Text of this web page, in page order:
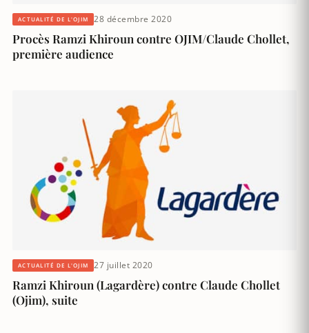
ACTUALITÉ DE L'OJIM 28 décembre 2020
Procès Ramzi Khiroun contre OJIM/Claude Chollet,
première audience
ACTUALITÉ DE L'OJIM 27 juillet 2020
Ramzi Khiroun (Lagardère) contre Claude Chollet
(Ojim), suite